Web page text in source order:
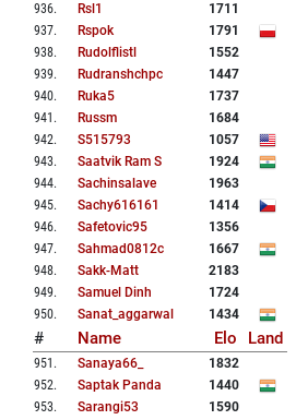
936. Rsl1
1711
937. Rspok
1791
938. Rudolflistl
1552
939. Rudranshchpc
1447
940. Ruka5
1737
941 . Russm
1684
942. S515793
1057
943. Saatvik Ram S
1924
944. Sachinsalave
1963
945. Sachy616161
1414
946. Safetovic95
1356
947. Sahmad0812c
1667
948. Sakk-Matt
2183
949. Samuel Dinh
1724
950. Sanat_aggarwal 1434
# Name Elo Land
951 . Sanaya66_
1832
952. Saptak Panda
1440
953. Sarangi53
1590